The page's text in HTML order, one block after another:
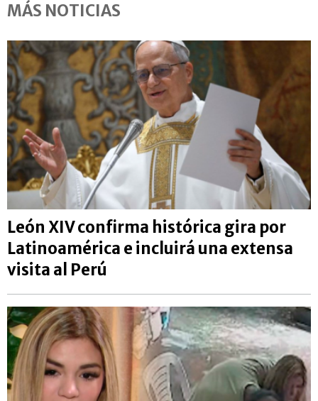
MÁS NOTICIAS
León XIV confirma histórica gira por
Latinoamérica e incluirá una extensa
visita al Perú